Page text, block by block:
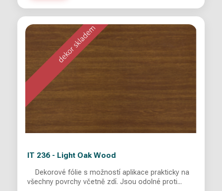
IT 236 - Light Oak Wood
všechny povrchy včetně zdí. Jsou odolné proti...